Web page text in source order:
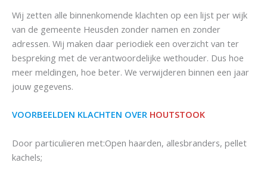
Wij zetten alle binnenkomende klachten op een lijst per wijk
van de gemeente Heusden zonder namen en zonder
adressen. Wij maken daar periodiek een overzicht van ter
bespreking met de verantwoordelijke wethouder. Dus hoe
meer meldingen, hoe beter. We verwijderen binnen een jaar
jouw gegevens.
VOORBEELDEN KLACHTEN OVER HOUTSTOOK
Door particulieren met:Open haarden, allesbranders, pellet
kachels;